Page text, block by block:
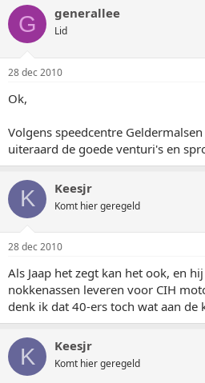
G generallee
Lid
28 dec 2010
Ok,
Volgens speedcentre
uiteraard de goede venturi's en
K Keesjr
Komt hier geregeld
28 dec 2010
Als Jaap het zegt kan het ook, en
nokkenassen leveren voor CIH
denk ik dat 40-ers toch wat aan de
K Keesjr
Komt hier geregeld